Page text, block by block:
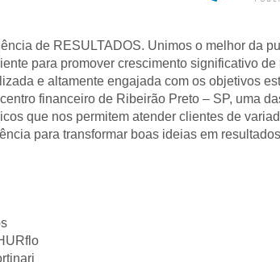
de RESULTADOS. Unimos o melhor da
para promover crescimento significativo de
e altamente engajada com os objetivos
financeiro de Ribeirão Preto – SP, uma
que nos permitem atender clientes de
para transformar boas ideias em